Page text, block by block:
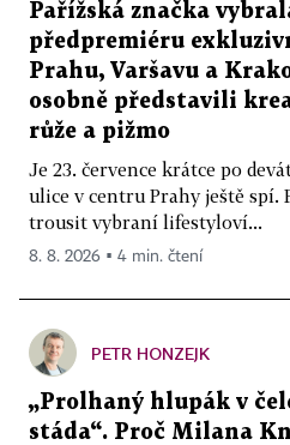
Pařížská značka
předpremiéru
Prahu, Varšavu a
osobně představili
růže a pižmo
Je 23. července krátce po
ulice v centru Prahy ještě spí.
trousit vybraní lifestyloví...
8. 8. 2026 ▪ 4 min. čtení
PETR HONZEJK
„Prolhaný hlupák v
stáda“. Proč Milana